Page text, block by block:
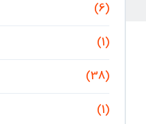
(6)
(1)
(38)
(1)